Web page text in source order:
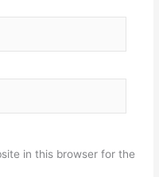
in this browser for the